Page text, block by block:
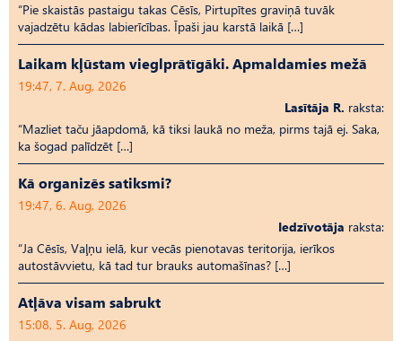
“Pie skaistās pastaigu takas Cēsīs, Pirtupītes graviņā tuvāk
vajadzētu kādas labierīcības. Īpaši jau karstā laikā […]
Laikam kļūstam vieglprātīgāki. Apmaldamies mežā
19:47, 7. Aug, 2026
Lasītāja R. raksta:
“Mazliet taču jāapdomā, kā tiksi laukā no meža, pirms tajā ej. Saka,
ka šogad palīdzēt […]
Kā organizēs satiksmi?
19:47, 6. Aug, 2026
Iedzīvotāja raksta:
“Ja Cēsīs, Vaļņu ielā, kur vecās pienotavas teritorija, ierīkos
autostāvvietu, kā tad tur brauks automašīnas? […]
Atļāva visam sabrukt
15:08, 5. Aug, 2026